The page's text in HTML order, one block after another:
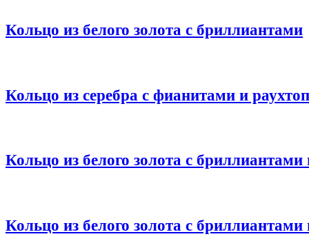
Кольцо из белого золота с бриллиантами
Кольцо из серебра с фианитами и
Кольцо из белого золота с
Кольцо из белого золота с